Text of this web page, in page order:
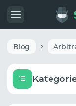
Blog